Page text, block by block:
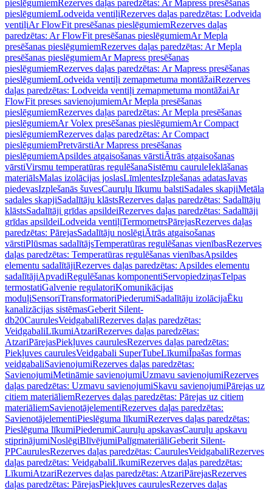
pieslēgumiemRezerves daļas paredzētas: Ar Mapress presēšanas
pieslēgumiemLodveida ventiļiRezerves daļas paredzētas: Lodveida
ventiļiAr FlowFit presēšanas pieslēgumiemRezerves daļas
paredzētas: Ar FlowFit presēšanas pieslēgumiemAr Mepla
presēšanas pieslēgumiemRezerves daļas paredzētas: Ar Mepla
presēšanas pieslēgumiemAr Mapress presēšanas
pieslēgumiemRezerves daļas paredzētas: Ar Mapress presēšanas
pieslēgumiemLodveida ventiļi zemapmetuma montāžaiRezerves
daļas paredzētas: Lodveida ventiļi zemapmetuma montāžaiAr
FlowFit preses savienojumiemAr Mepla presēšanas
pieslēgumiemRezerves daļas paredzētas: Ar Mepla presēšanas
pieslēgumiemAr Volex presēšanas pieslēgumiemAr Compact
pieslēgumiemRezerves daļas paredzētas: Ar Compact
pieslēgumiemPretvārstiAr Mapress presēšanas
pieslēgumiemApsildes atgaisošanas vārstiĀtrās atgaisošanas
vārstiVirsmu temperatūras regulēšanaSistēmu cauruleIeklāšanas
materiālsMalas izolācijas joslasLīmlentesIzplešanas adatasJavas
piedevasIzplešanās šuvesCauruļu līkumu balstiSadales skapjiMetāla
sadales skapjiSadalītāju klāstsRezerves daļas paredzētas: Sadalītāju
klāstsSadalītāji grīdas apsildeiRezerves daļas paredzētas: Sadalītāji
grīdas apsildeiLodveida ventiļiTermometrsPārejasRezerves daļas
paredzētas: PārejasSadalītāju noslēgiĀtrās atgaisošanas
vārstiPlūsmas sadalītājsTemperatūras regulēšanas vienībasRezerves
daļas paredzētas: Temperatūras regulēšanas vienībasApsildes
elementu sadalītājiRezerves daļas paredzētas: Apsildes elementu
sadalītājiApvadiRegulēšanas komponentiServopiedziņasTelpas
termostatiGalvenie regulatoriKomunikācijas
moduļiSensoriTransformatoriPiederumiSadalītāju izolācijaĒku
kanalizācijas sistēmasGeberit Silent-
db20CaurulesVeidgabaliRezerves daļas paredzētas:
VeidgabaliLīkumiAtzariRezerves daļas paredzētas:
AtzariPārejasPiekļuves caurulesRezerves daļas paredzētas:
Piekļuves caurulesVeidgabali SuperTubeLīkumiĪpašas formas
veidgabaliSavienojumiRezerves daļas paredzētas:
SavienojumiMetināmie savienojumiUzmavu savienojumiRezerves
daļas paredzētas: Uzmavu savienojumiSkavu savienojumiPārejas uz
citiem materiāliemRezerves daļas paredzētas: Pārejas uz citiem
materiāliemSavienotājelementiRezerves daļas paredzētas:
SavienotājelementiPieslēguma līkumiRezerves daļas paredzētas:
Pieslēguma līkumiPiederumiCauruļu apskavasCauruļu apskavu
stiprinājumiNoslēgiBlīvējumiPalīgmateriāliGeberit Silent-
PPCaurulesRezerves daļas paredzētas: CaurulesVeidgabaliRezerves
daļas paredzētas: VeidgabaliLīkumiRezerves daļas paredzētas:
LīkumiAtzariRezerves daļas paredzētas: AtzariPārejasRezerves
daļas paredzētas: PārejasPiekļuves caurulesRezerves daļas